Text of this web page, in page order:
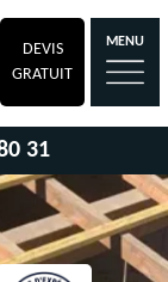
DEVIS
GRATUIT
MENU
31